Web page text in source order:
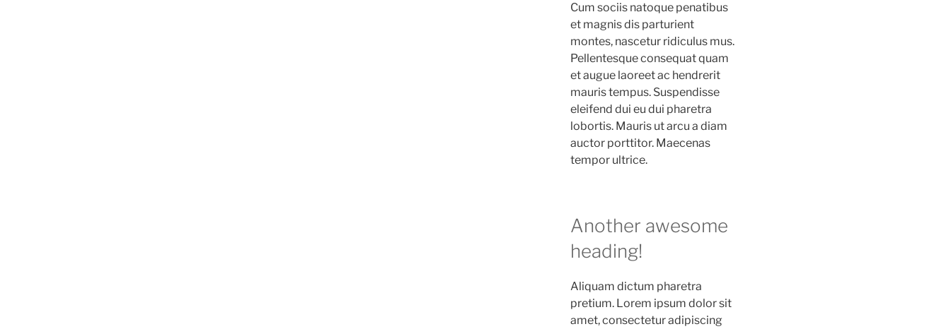
Cum sociis natoque penatibus
et magnis dis parturient
montes, nascetur ridiculus mus.
Pellentesque consequat quam
et augue laoreet ac hendrerit
mauris tempus. Suspendisse
eleifend dui eu dui pharetra
lobortis. Mauris ut arcu a diam
auctor porttitor. Maecenas
tempor ultrice.
Another awesome
heading!
Aliquam dictum pharetra
pretium. Lorem ipsum dolor sit
amet, consectetur adipiscing